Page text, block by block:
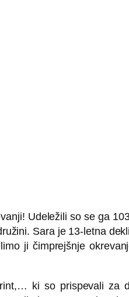
Udeležili so se ga
Sara je 13-letna
ji čimprejšnje
ki so prispevali za